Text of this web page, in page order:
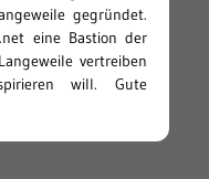
gegründet.
eine Bastion der
vertreiben
will. Gute